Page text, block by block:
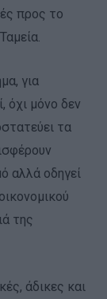
προς το
για
όχι μόνο δεν
τα
αλλά οδηγεί
της
άδικες και